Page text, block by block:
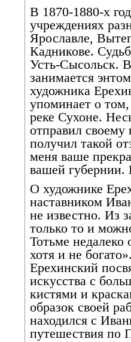
В 1870-1880-х
учреждениях
Ярославле,
Кадникове.
Усть-Сысольск.
занимается
художника
упоминает о
реке Сухоне.
отправил своему
получил такой
меня ваше
вашей губернии.
О художнике
наставником
не известно. Из
только то и
Тотьме недалеко
хотя и не
Ерехинский
искусства с
кистями и
образок своей
находился с
путешествия по